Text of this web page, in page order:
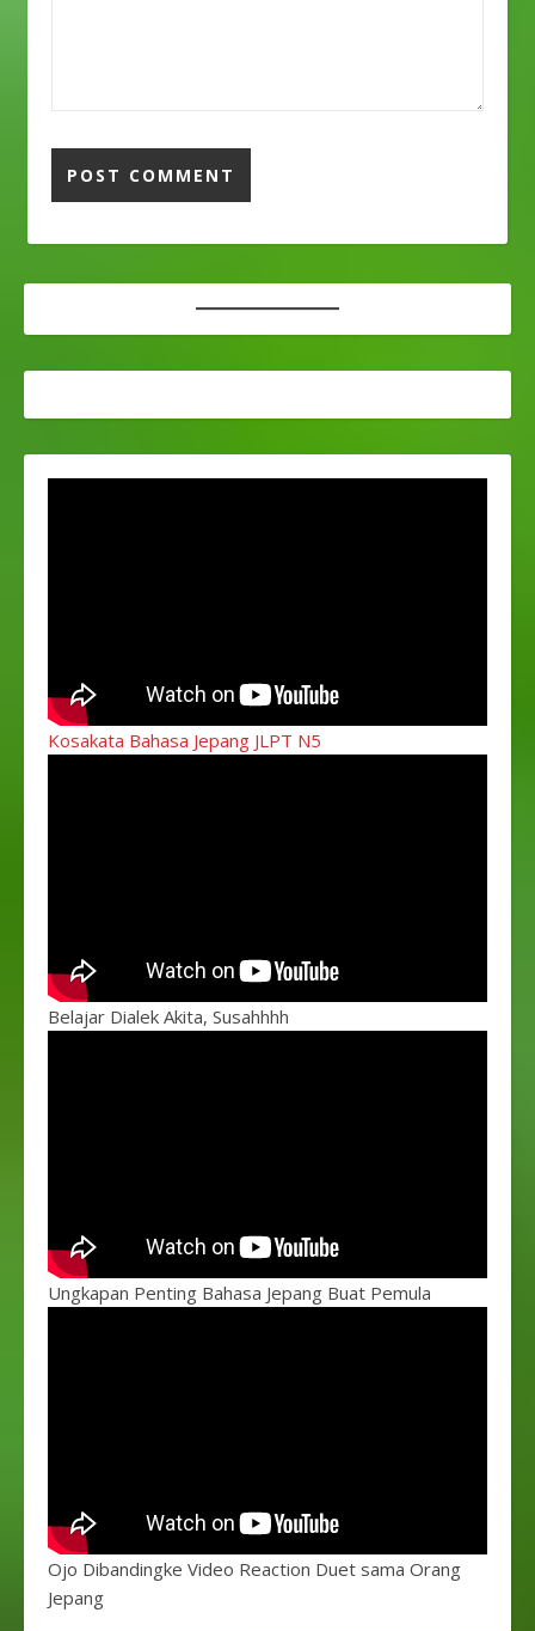
がとう）とかを使うの
もありですね！ 3. 結び
言葉＝Terima kasih,
Regards...) 挨拶の後は
が、「確認お願いしま
ます」なら
Kosakata Bahasa Jepang JLPT N5
Belajar Dialek Akita, Susahhhh
Ungkapan Penting Bahasa Jepang Buat Pemula
Ojo Dibandingke Video Reaction Duet sama Orang
Jepang